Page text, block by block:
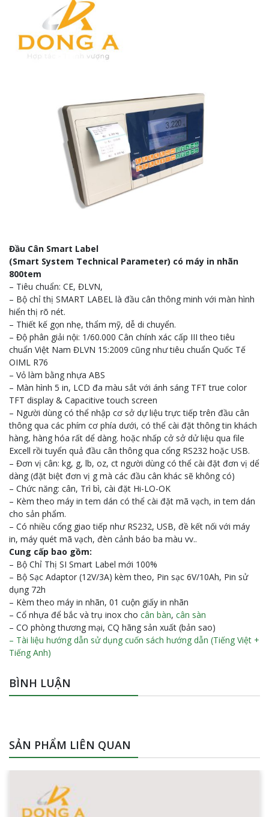
Đầu Cân Smart Label
(Smart System Technical Parameter) có máy in nhãn
800tem
– Tiêu chuẩn: CE, ĐLVN,
– Bộ chỉ thị SMART LABEL là đầu cân thông minh với màn hình
hiển thị rõ nét.
– Thiết kế gọn nhẹ, thẩm mỹ, dễ di chuyển.
– Độ phân giải nội: 1/60.000 Cân chính xác cấp III theo tiêu
chuẩn Việt Nam ĐLVN 15:2009 cũng như tiêu chuẩn Quốc Tế
OIML R76
– Vỏ làm bằng nhựa ABS
– Màn hình 5 in, LCD đa màu sắt với ánh sáng TFT true color
TFT display & Capacitive touch screen
– Người dùng có thể nhập cơ sở dự liệu trực tiếp trên đầu cân
thông qua các phím cơ phía dưới, có thể cài đặt thông tin khách
hàng, hàng hóa rất dể dàng. hoặc nhấp cở sở dử liệu qua file
Excell rồi tuyển quả đầu cân thông qua cổng RS232 hoặc USB.
– Đơn vị cân: kg, g, lb, oz, ct người dùng có thể cài đặt đơn vị dể
dàng (đặt biệt đơn vị g mà các đầu cân khác sẽ không có)
– Chức năng: cân, Trì bì, cài đặt Hi-LO-OK
– Kèm theo máy in tem dán có thể cài đặt mã vạch, in tem dán
cho sản phẩm.
– Có nhiều cổng giao tiếp như RS232, USB, đề kết nối với máy
in, máy quét mã vạch, đèn cảnh báo ba màu vv..
Cung cấp bao gồm:
– Bộ Chỉ Thị SI Smart Label mới 100%
– Bộ Sạc Adaptor (12V/3A) kèm theo, Pin sạc 6V/10Ah, Pin sử
dụng 72h
– Kèm theo máy in nhãn, 01 cuộn giấy in nhãn
– Cổ nhựa để bắc và trụ inox cho cân bàn, cân sàn
– CO phòng thương mại, CQ hãng sản xuất (bản sao)
– Tài liệu hướng dẫn sử dụng cuốn sách hướng dẫn (Tiếng Việt +
Tiếng Anh)
BÌNH LUẬN
SẢN PHẨM LIÊN QUAN